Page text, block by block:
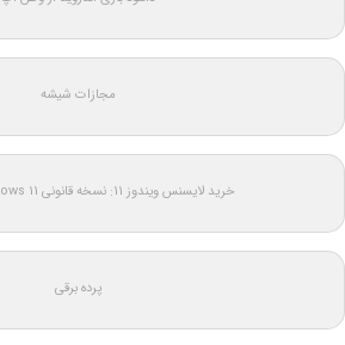
مجازات شیشه
خرید لایسنس ویندوز 11: نسخه قانونی Windows 11 اورجینال
پرده برقی